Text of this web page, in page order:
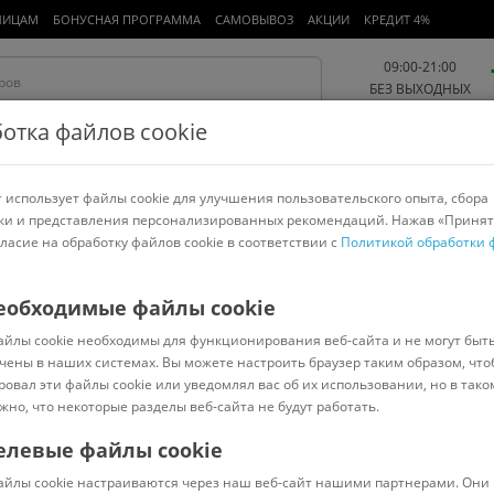
БОНУСНАЯ ПРОГРАММА САМОВЫВОЗ АКЦИИ КРЕДИТ 4%
09:00-21:00
БЕЗ ВЫХОДНЫХ
Работа и офис Авто и мото Детям и мамам Красота и
спорт
и роботы > MAYA TOYS
RS6159A
Код: 7568543
файлов cookie
файлы cookie для улучшения пользовательского опыта, сбора
и представления персонализированных рекомендаций. Нажав
на обработку файлов cookie в соответствии с Политикой обработки
файлы cookie
cookie необходимы для функционирования веб-сайта и не могут
в наших системах. Вы можете настроить браузер таким образом,
эти файлы cookie или уведомлял вас об их использовании, но в
что некоторые разделы веб-сайта не будут работать.
файлы cookie
cookie настраиваются через наш веб-сайт нашими партнерами. Они